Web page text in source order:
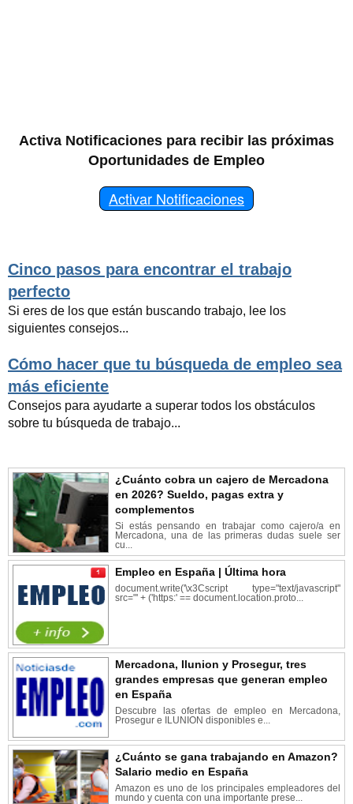
Activa Notificaciones para recibir las próximas
Oportunidades de Empleo
Activar Notificaciones
Cinco pasos para encontrar el trabajo
perfecto
Si eres de los que están buscando trabajo, lee los
siguientes consejos...
Cómo hacer que tu búsqueda de empleo sea
más eficiente
Consejos para ayudarte a superar todos los obstáculos
sobre tu búsqueda de trabajo...
¿Cuánto cobra un cajero de Mercadona
en 2026? Sueldo, pagas extra y
complementos
Si estás pensando en trabajar como cajero/a en
Mercadona, una de las primeras dudas suele ser
cu...
Empleo en España | Última hora
document.write('\x3Cscript type="text/javascript"
src="' + ('https:' == document.location.proto...
Mercadona, Ilunion y Prosegur, tres
grandes empresas que generan empleo
en España
Descubre las ofertas de empleo en Mercadona,
Prosegur e ILUNION disponibles e...
¿Cuánto se gana trabajando en Amazon?
Salario medio en España
Amazon es uno de los principales empleadores del
mundo y cuenta con una importante prese...